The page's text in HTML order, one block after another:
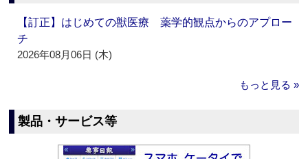
【訂正】はじめての獣医療 薬学的観点からのアプロー
チ
2026年08月06日 (木)
もっと見る »
製品・サービス等